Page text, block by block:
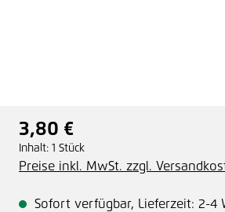
Regulärer Preis:
3,80 €
Inhalt: 1 Stück
Preise inkl. MwSt. zzgl.
Sofort verfügbar, Lieferzeit: 2-4